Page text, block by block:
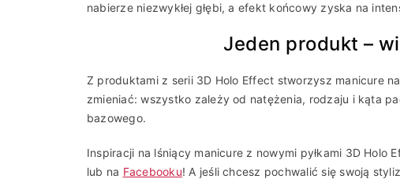
nabierze niezwykłej głębi, a efekt końcowy zyska na
Jeden produkt –
Z produktami z serii 3D Holo Effect stworzysz manicure
zmieniać: wszystko zależy od natężenia, rodzaju i kąta
bazowego.
Inspiracji na lśniący manicure z nowymi pyłkami 3D Holo
lub na Facebooku! A jeśli chcesz pochwalić się swoją